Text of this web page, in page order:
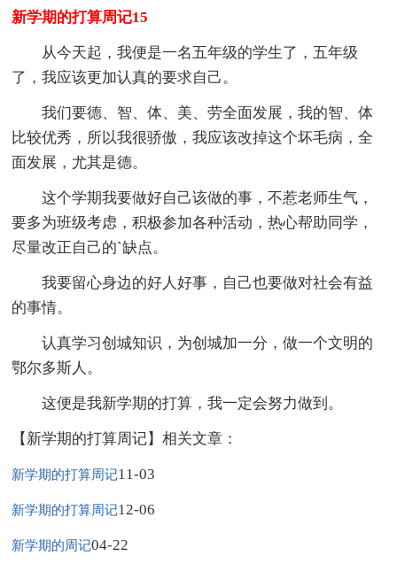
新学期的打算周记15
从今天起，我便是一名五年级的学生了，五年级
了，我应该更加认真的要求自己。
我们要德、智、体、美、劳全面发展，我的智、体
比较优秀，所以我很骄傲，我应该改掉这个坏毛病，全
面发展，尤其是德。
这个学期我要做好自己该做的事，不惹老师生气，
要多为班级考虑，积极参加各种活动，热心帮助同学，
尽量改正自己的`缺点。
我要留心身边的好人好事，自己也要做对社会有益
的事情。
认真学习创城知识，为创城加一分，做一个文明的
鄂尔多斯人。
这便是我新学期的打算，我一定会努力做到。
【新学期的打算周记】相关文章：
新学期的打算周记11-03
新学期的打算周记12-06
新学期的周记04-22